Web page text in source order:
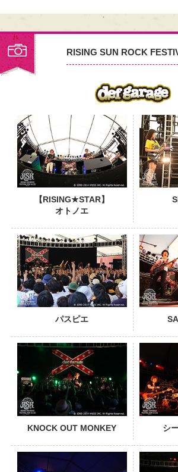
RISING SUN ROCK
【RISING★STAR】
オトノエ
PHOTO
パスピエ
PHOTO
KNOCK OUT MONKEY シ
PHOTO
PHOTO